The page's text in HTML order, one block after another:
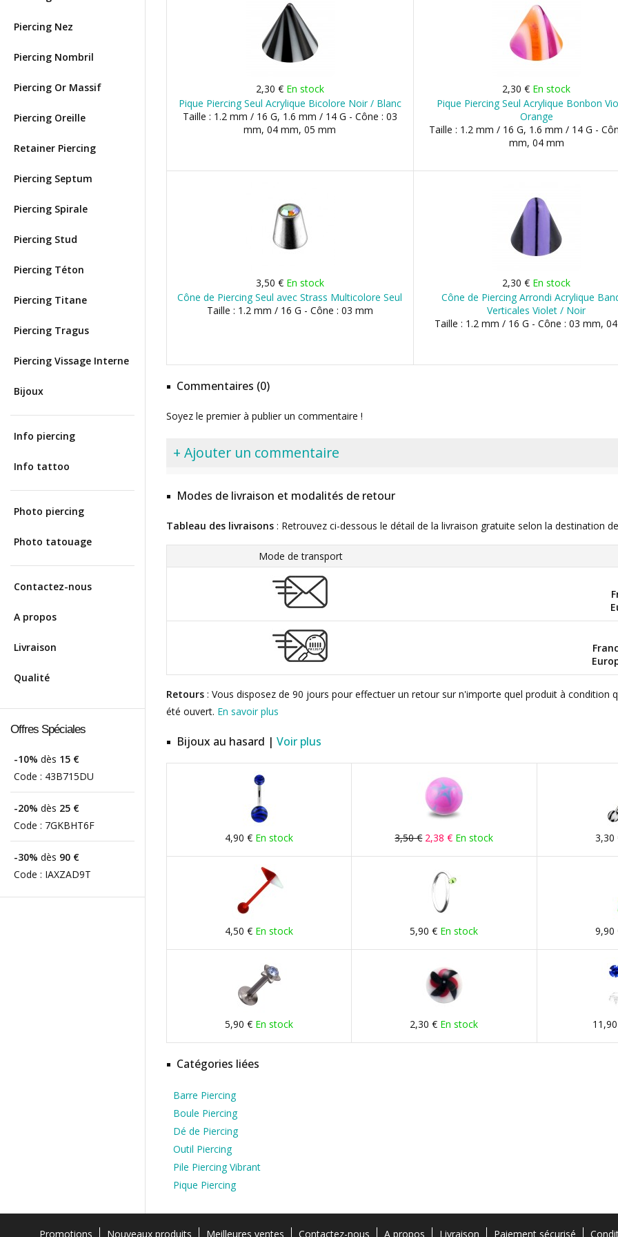
Piercing Nez
Piercing Nombril
Piercing Or Massif
Piercing Oreille
Retainer Piercing
Piercing Septum
Piercing Spirale
Piercing Stud
Piercing Téton
Piercing Titane
Piercing Tragus
Piercing Vissage Interne
Bijoux
Info piercing
Info tattoo
Photo piercing
Photo tatouage
Contactez-nous
A propos
Livraison
Qualité
Offres Spéciales
-10% dès 15 €
Code : 43B715DU
-20% dès 25 €
Code : 7GKBHT6F
-30% dès 90 €
Code : IAXZAD9T
2,30 € En stock
Pique Piercing Seul Acrylique Bicolore Noir / Blanc
Taille : 1.2 mm / 16 G, 1.6 mm / 14 G - Cône : 03
mm, 04 mm, 05 mm
2,30 € En stock
Pique Piercing Seul Acrylique Bonbon
Orange
Taille : 1.2 mm / 16 G, 1.6 mm / 14 G -
mm, 04 mm
3,50 € En stock
Cône de Piercing Seul avec Strass Multicolore Seul
Taille : 1.2 mm / 16 G - Cône : 03 mm
2,30 € En stock
Cône de Piercing Arrondi Acrylique
Verticales Violet / Noir
Taille : 1.2 mm / 16 G - Cône : 03 mm,
Commentaires (0)
Soyez le premier à publier un commentaire !
+ Ajouter un commentaire
Modes de livraison et modalités de retour
Tableau des livraisons : Retrouvez ci-dessous le détail de la livraison gratuite selon la destination
Mode de transport
Retours : Vous disposez de 90 jours pour effectuer un retour sur n'importe quel produit à condition
été ouvert. En savoir plus
Bijoux au hasard | Voir plus
4,90 € En stock 3,50 € 2,38 € En stock
4,50 € En stock 5,90 € En stock
5,90 € En stock 2,30 € En stock
Catégories liées
Barre Piercing
Boule Piercing
Dé de Piercing
Outil Piercing
Pile Piercing Vibrant
Pique Piercing
Promotions Nouveaux produits Meilleures ventes Contactez-nous A propos Livraison Paiement sécurisé